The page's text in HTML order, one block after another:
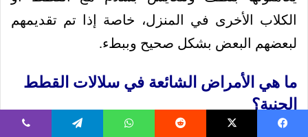
الكلاب الأخرى في المنزل، خاصة إذا تم تقديمهم
لبعضهم البعض بشكل صحيح وببطء.
ما هي الأمراض الشائعة في سلالات القطط
الجنية؟